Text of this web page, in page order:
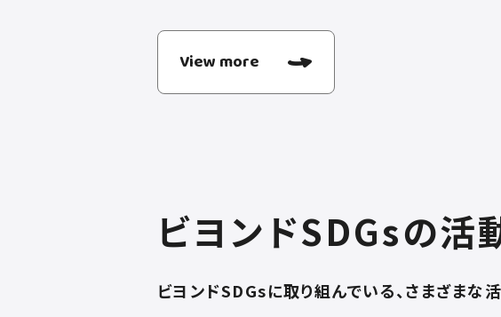
View more
ビヨンドSDGsの活
ビヨンドSDGsに取り組んでいる、さまざまな